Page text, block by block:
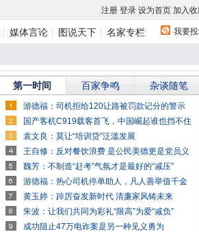
注册 登录 设为首页 加入
我要
媒体言论 图说天下 名家专栏
第一时间 百家争鸣 杂谈随笔
游德福：司机拒给120让路被罚款记分的警示
国产客机C919载客首飞，中国崛起谁也挡不住
袁文良：莫让“培训贷”泛滥发展
王自修：反对餐饮浪费 是公民美德更是党员义
魏芳：不制造“赶考”气氛才是最好的“减压”
游德福：热心司机停单助人，凡人善举值千金
黄玉婷：踔厉奋发新时代 清廉家风铸未来
朱波：让我们共同为彩礼“限高”为爱“减负”
成功阻止47万电诈案是另一种见义勇为